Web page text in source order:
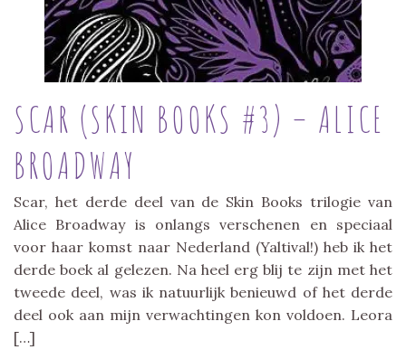
SCAR (SKIN BOOKS #3) – ALICE
BROADWAY
Scar, het derde deel van de Skin Books trilogie van
Alice Broadway is onlangs verschenen en speciaal
voor haar komst naar Nederland (Yaltival!) heb ik het
derde boek al gelezen. Na heel erg blij te zijn met het
tweede deel, was ik natuurlijk benieuwd of het derde
deel ook aan mijn verwachtingen kon voldoen. Leora
[…]